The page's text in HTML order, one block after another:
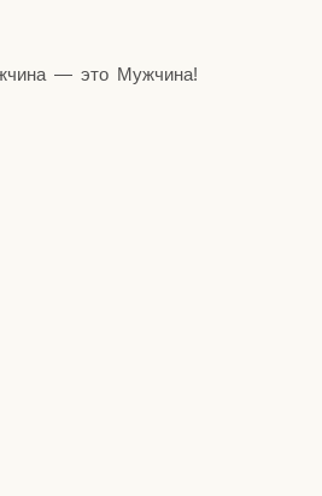
— это Мужчина!